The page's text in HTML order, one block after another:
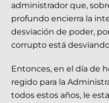
administrador que,
profundo encierra la
desviación de poder,
corrupto está
Entonces, en el día de
regido para la
todos estos años, le